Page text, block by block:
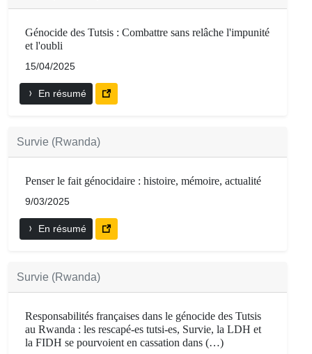
Génocide des Tutsis : Combattre sans relâche l'impunité
et l'oubli
15/04/2025
En résumé
Survie (Rwanda)
Penser le fait génocidaire : histoire, mémoire, actualité
9/03/2025
En résumé
Survie (Rwanda)
Responsabilités françaises dans le génocide des Tutsis
au Rwanda : les rescapé-es tutsi-es, Survie, la LDH et
la FIDH se pourvoient en cassation dans (…)